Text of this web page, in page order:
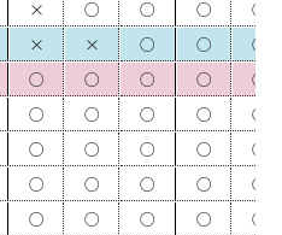
× ○ ○ ○
○
× × ○ ○
○
○ ○ ○ ○
○
○ ○ ○ ○
○
○ ○ ○ ○
○
○ ○ ○ ○
○
○ ○ ○ ○
○